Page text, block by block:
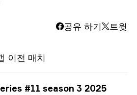
공유 하기 트윗
이전 매치
#11 season 3 2025